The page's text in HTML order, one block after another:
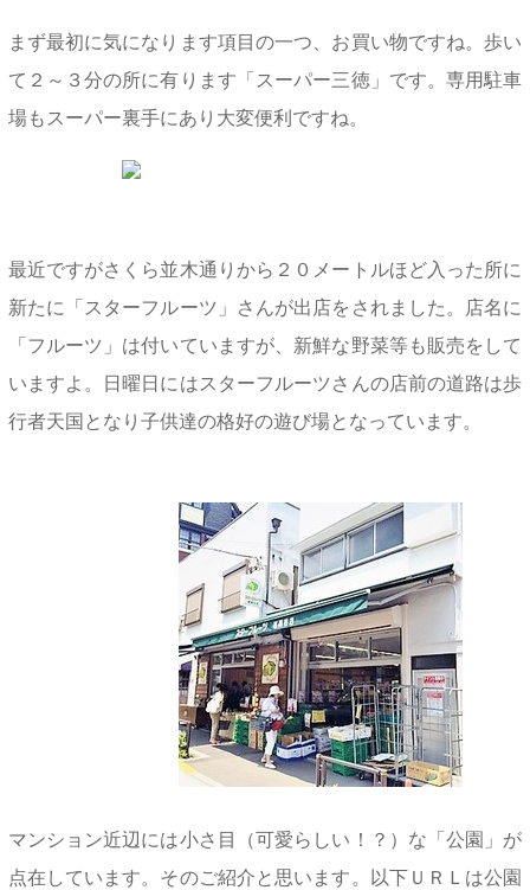
まず最初に気になります項目の一つ、お買い物ですね。歩い
て２～３分の所に有ります「スーパー三徳」です。専用駐車
場もスーパー裏手にあり大変便利ですね。
最近ですがさくら並木通りから２０メートルほど入った所に
新たに「スターフルーツ」さんが出店をされました。店名に
「フルーツ」は付いていますが、新鮮な野菜等も販売をして
いますよ。日曜日にはスターフルーツさんの店前の道路は歩
行者天国となり子供達の格好の遊び場となっています。
マンション近辺には小さ目（可愛らしい！？）な「公園」が
点在しています。そのご紹介と思います。以下ＵＲＬは公園